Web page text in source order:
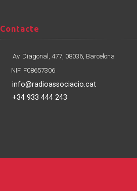
Contacte
Contacte
Av. Diagonal, 477, 08036, Barcelona
NIF. F08657306
info@radioassociacio.cat
+34 933 444 243